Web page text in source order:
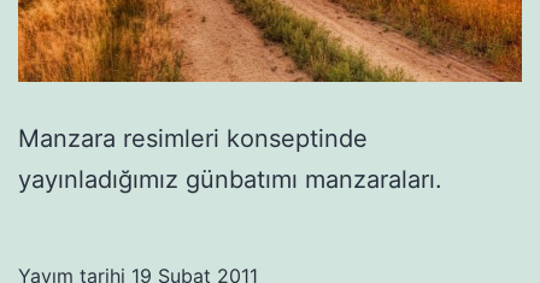
Manzara resimleri konseptinde
yayınladığımız günbatımı manzaraları.
Yayım tarihi 19 Şubat 2011